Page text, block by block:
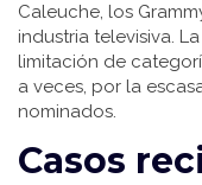
Caleuche, los
industria televisiva.
limitación de
a veces, por la
nominados.
Casos